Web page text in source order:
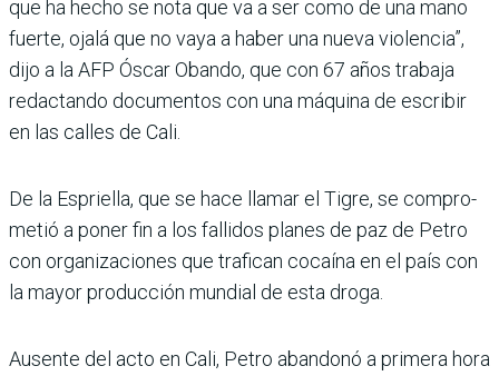
que ha hecho se nota que va a ser como de una mano
fuerte, ojalá que no vaya a haber una nueva violencia”,
dijo a la AFP Óscar Obando, que con 67 años trabaja
redac­tando documentos con una máquina de escribir
en las calles de Cali.
De la Espriella, que se hace llamar el Tigre, se compro­
metió a poner fin a los falli­dos planes de paz de Petro
con organizaciones que tra­fican cocaína en el país con
la mayor producción mundial de esta droga.
Ausente del acto en Cali, Petro abandonó a primera hora